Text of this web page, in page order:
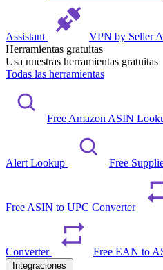
Assistant
VPN by Seller
Herramientas gratuitas
Usa nuestras herramientas gratuitas
Todas las herramientas
Free Amazon ASIN
Alert Lookup Free
Free ASIN to UPC Converter
Converter Free EAN to